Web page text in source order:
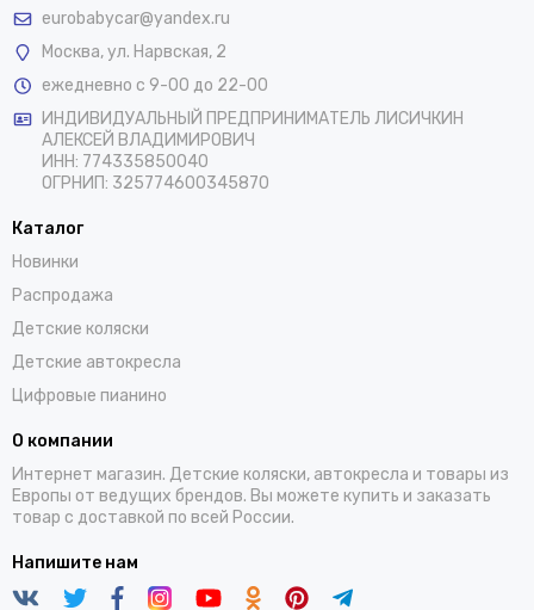
eurobabycar@yandex.ru
Москва,ул. Нарвская, 2
ежедневно с 9-00 до 22-00
ИНДИВИДУАЛЬНЫЙ ПРЕДПРИНИМАТЕЛЬ ЛИСИЧКИН
АЛЕКСЕЙ ВЛАДИМИРОВИЧ
ИНН: 774335850040
ОГРНИП: 325774600345870
Каталог
Новинки
Распродажа
Детские коляски
Детские автокресла
Цифровые пианино
О компании
Интернет магазин. Детские коляски, автокресла и товары из
Европы от ведущих брендов. Вы можете купить и заказать
товар с доставкой по всей России.
Напишите нам